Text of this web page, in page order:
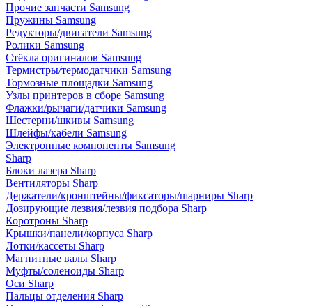
Прочие запчасти Samsung
Пружины Samsung
Редукторы/двигатели Samsung
Ролики Samsung
Стёкла оригиналов Samsung
Термистры/термодатчики Samsung
Тормозные площадки Samsung
Узлы принтеров в сборе Samsung
Флажки/рычаги/датчики Samsung
Шестерни/шкивы Samsung
Шлейфы/кабели Samsung
Электронные компоненты Samsung
Sharp
Блоки лазера Sharp
Вентиляторы Sharp
Держатели/кронштейны/фиксаторы/шарниры Sharp
Дозирующие лезвия/лезвия подбора Sharp
Коротроны Sharp
Крышки/панели/корпуса Sharp
Лотки/кассеты Sharp
Магнитные валы Sharp
Муфты/соленоиды Sharp
Оси Sharp
Пальцы отделения Sharp